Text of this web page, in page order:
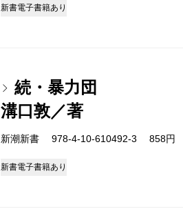
新書電子書籍あり
続・暴力団
溝口敦／著
新潮新書 978-4-10-610492-3 858円
新書電子書籍あり